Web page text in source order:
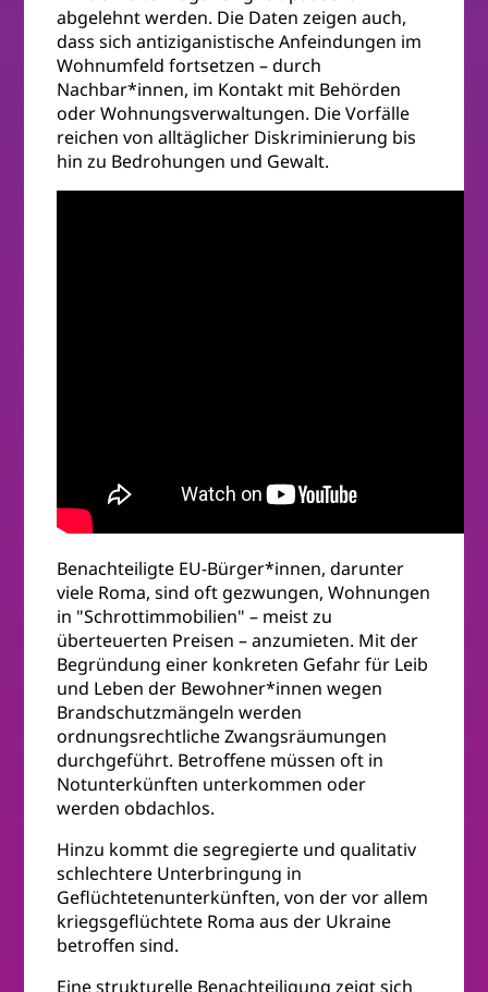
abgelehnt werden. Die Daten zeigen auch,
dass sich antiziganistische Anfeindungen im
Wohnumfeld fortsetzen – durch
Nachbar*innen, im Kontakt mit Behörden
oder Wohnungsverwaltungen. Die Vorfälle
reichen von alltäglicher Diskriminierung bis
hin zu Bedrohungen und Gewalt.
Benachteiligte EU-Bürger*innen, darunter
viele Roma, sind oft gezwungen, Wohnungen
in "Schrottimmobilien" – meist zu
überteuerten Preisen – anzumieten. Mit der
Begründung einer konkreten Gefahr für Leib
und Leben der Bewohner*innen wegen
Brandschutzmängeln werden
ordnungsrechtliche Zwangsräumungen
durchgeführt. Betroffene müssen oft in
Notunterkünften unterkommen oder
werden obdachlos.
Hinzu kommt die segregierte und qualitativ
schlechtere Unterbringung in
Geflüchtetenunterkünften, von der vor allem
kriegsgeflüchtete Roma aus der Ukraine
betroffen sind.
Eine strukturelle Benachteiligung zeigt sich